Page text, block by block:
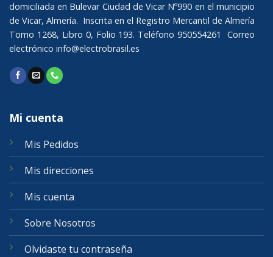
domiciliada en Bulevar Ciudad de Vicar Nº990 en el municipio
de Vicar, Almería. Inscrita en el Registro Mercantil de Almería
Tomo 1268, Libro 0, Folio 193. Teléfono 950554261 Correo
electrónico info@electrobrasil.es
Mi cuenta
Mis Pedidos
Mis direcciones
Mis cuenta
Sobre Nosotros
Olvidaste tu contraseña